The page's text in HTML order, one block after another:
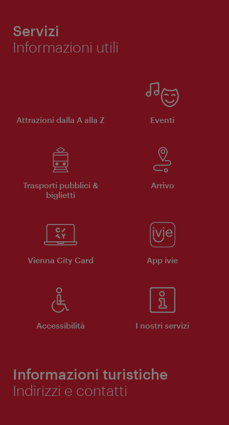
Servizi
Informazioni utili
Attrazioni dalla A alla Z Eventi
Trasporti pubblici &
biglietti
Arrivo
Vienna City Card App ivie
Accessibilità I nostri servizi
Informazioni turistiche
Indirizzi e contatti